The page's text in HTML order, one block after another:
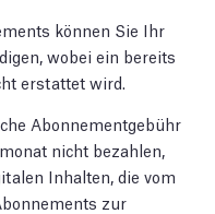
können Sie Ihr
wobei ein bereits
erstattet wird.
Abonnementgebühr
nicht bezahlen,
Inhalten, die vom
zur